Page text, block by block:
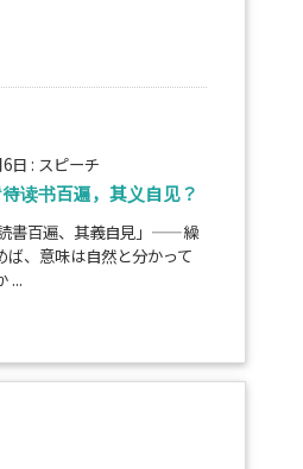
日 : スピーチ
读书百遍，其义自见？
書百遍、其義自見」——繰
ば、意味は自然と分かって
...